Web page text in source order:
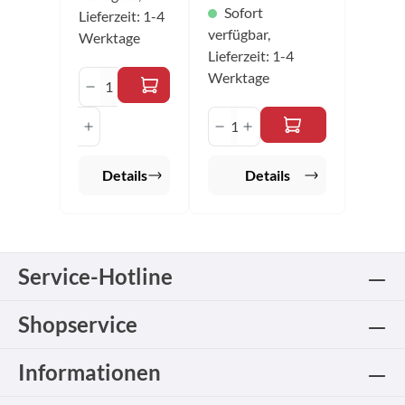
Lieferzeit: 1-4
Werktage
Produkt Anzahl: Gib den
Details
Sofort
verfügbar,
Lieferzeit: 1-4
Werktage
Produkt Anzahl: Gib
Details
Service-Hotline
Shopservice
Informationen